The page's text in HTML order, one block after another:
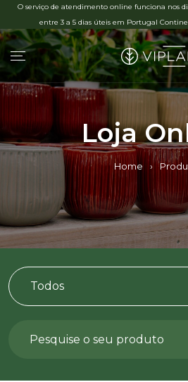
O serviço de atendimento online funciona nos
entre 3 a 5 dias úteis em Portugal
Loja
Home ›